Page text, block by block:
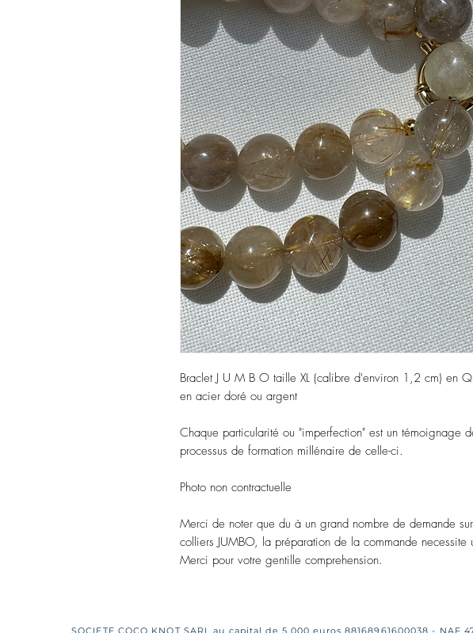
Braclet J U M B O taille XL (calibre d'environ 1,2 cm) en
en acier doré ou argent
Chaque particularité ou "imperfection" est un témoignage
processus de formation millénaire de celle-ci.
Photo non contractuelle
Merci de noter que du à un grand nombre de demande
colliers JUMBO, la préparation de la commande
Merci pour votre gentille comprehension.
SOCIETE COCO KNOT SARL au capital de 5 000 euros 88168961600038 - NAF